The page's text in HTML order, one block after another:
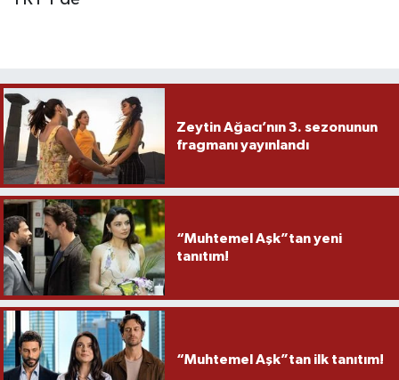
Zeytin Ağacı’nın 3. sezonunun
fragmanı yayınlandı
“Muhtemel Aşk”tan yeni
tanıtım!
“Muhtemel Aşk”tan ilk tanıtım!